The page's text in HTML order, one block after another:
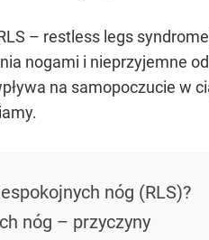
– restless legs
nogami i nieprzyjemne
na samopoczucie w
nóg (RLS)?
nóg – przyczyny